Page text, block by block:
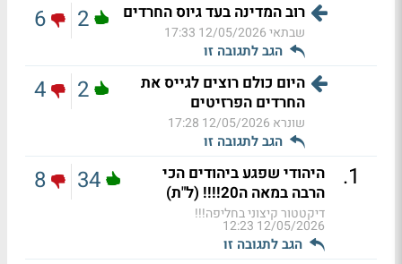
רוב המדינה בעד גיוס החרדים
שבתאי12/05/2026 17:33
הגב לתגובה זו
2
6
היום כולם רוצים לגייס את
החרדים הפרזיטים
שונרא 12/05/2026 17:28
הגב לתגובה זו
2
4
1
.
היהודי שפגע ביהודים הכי
הרבה במאה ה20!!!! (ל"ת)
דיקטטור קיצוני בחליפה!!!
12/05/2026 12:23
הגב לתגובה זו
34
8